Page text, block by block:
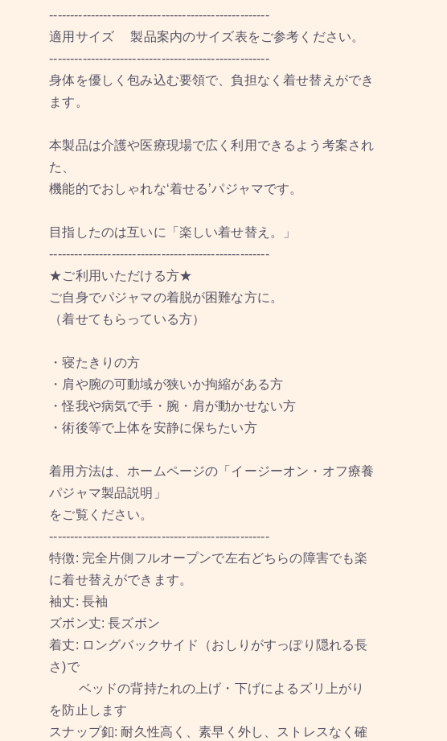
-----------------------------------------------------
適用サイズ 製品案内のサイズ表をご参考ください。
-----------------------------------------------------
身体を優しく包み込む要領で、負担なく着せ替えができ
ます。
本製品は介護や医療現場で広く利用できるよう考案され
た、
機能的でおしゃれな‘着せる’パジャマです。
目指したのは互いに「楽しい着せ替え。」
-----------------------------------------------------
★ご利用いただける方★
ご自身でパジャマの着脱が困難な方に。
（着せてもらっている方）
・寝たきりの方
・肩や腕の可動域が狭いか拘縮がある方
・怪我や病気で手・腕・肩が動かせない方
・術後等で上体を安静に保ちたい方
着用方法は、ホームページの「イージーオン・オフ療養
パジャマ製品説明」
をご覧ください。
-----------------------------------------------------
特徴: 完全片側フルオープンで左右どちらの障害でも楽
に着せ替えができます。
袖丈: 長袖
ズボン丈: 長ズボン
着丈: ロングバックサイド（おしりがすっぽり隠れる長
さ)で
ベッドの背持たれの上げ・下げによるズリ上がり
を防止します
スナップ釦: 耐久性高く、素早く外し、ストレスなく確